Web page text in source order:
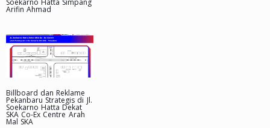
Soekarno Hatta Simpang
Arifin Ahmad
Billboard dan Reklame
Pekanbaru Strategis di Jl.
Soekarno Hatta Dekat
SKA Co-Ex Centre Arah
Mal SKA